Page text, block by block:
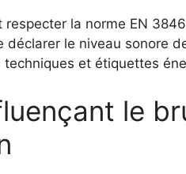
respecter la norme EN
déclarer le niveau sonore
et étiquettes
le